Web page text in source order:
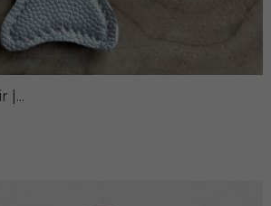
|...